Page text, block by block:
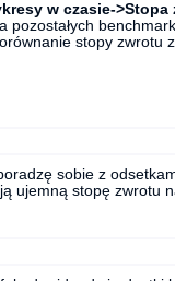
w czasie-
pozostałych
stopy zwrotu
sobie z
ujemną stopę zwrotu